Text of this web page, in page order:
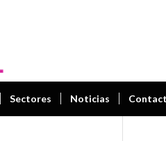
Sectores Noticias